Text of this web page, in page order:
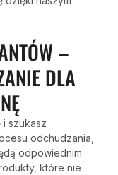
–
DLA
szukasz
odchudzania,
odpowiednim
które nie